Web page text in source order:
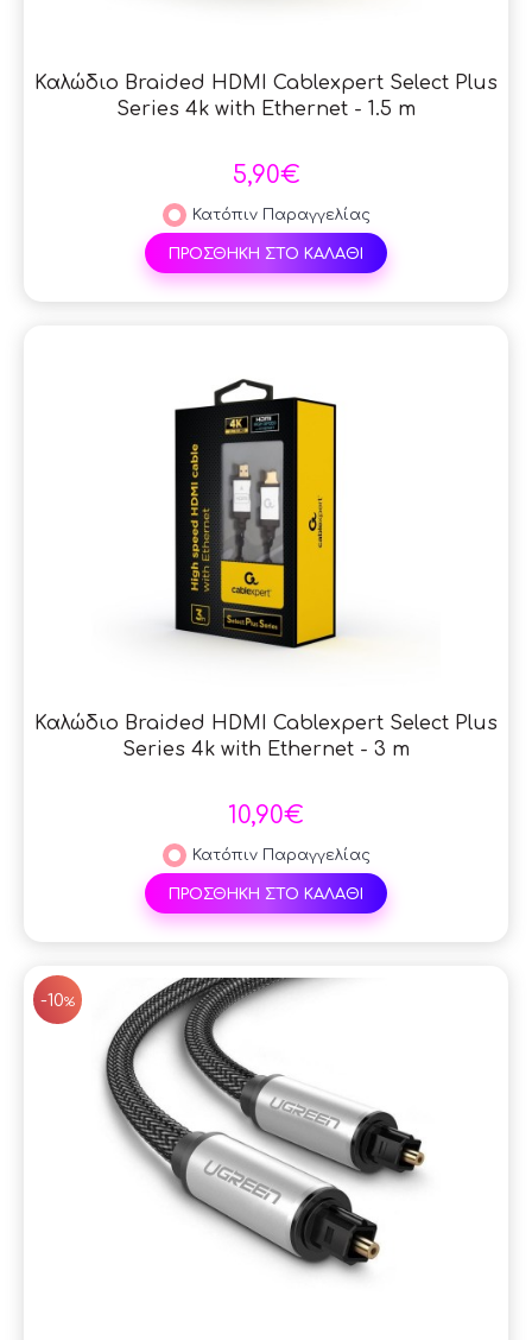
Καλώδιο Braided HDMI Cablexpert Select Plus
Series 4k with Ethernet - 1.5 m
5,90€
Κατόπιν Παραγγελίας
ΠΡΟΣΘΗΚΗ ΣΤΟ ΚΑΛΑΘΙ
Καλώδιο Braided HDMI Cablexpert Select Plus
Series 4k with Ethernet - 3 m
10,90€
Κατόπιν Παραγγελίας
ΠΡΟΣΘΗΚΗ ΣΤΟ ΚΑΛΑΘΙ
-10%